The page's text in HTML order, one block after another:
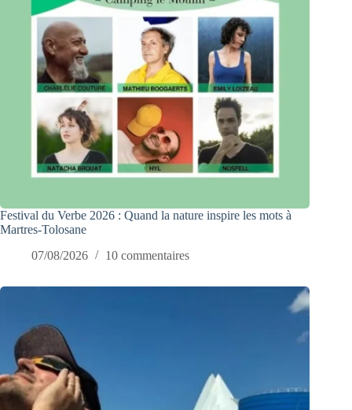
Festival du Verbe 2026 : Quand la nature inspire les mots à
Martres-Tolosane
07/08/2026
10 commentaires